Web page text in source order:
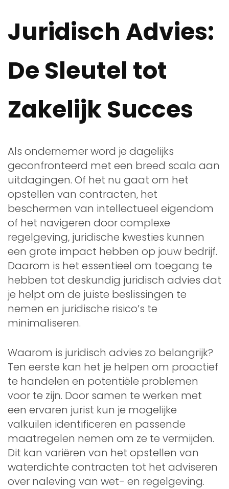
Juridisch Advies:
De Sleutel tot
Zakelijk Succes
Als ondernemer word je dagelijks
geconfronteerd met een breed scala aan
uitdagingen. Of het nu gaat om het
opstellen van contracten, het
beschermen van intellectueel eigendom
of het navigeren door complexe
regelgeving, juridische kwesties kunnen
een grote impact hebben op jouw bedrijf.
Daarom is het essentieel om toegang te
hebben tot deskundig juridisch advies dat
je helpt om de juiste beslissingen te
nemen en juridische risico’s te
minimaliseren.
Waarom is juridisch advies zo belangrijk?
Ten eerste kan het je helpen om proactief
te handelen en potentiële problemen
voor te zijn. Door samen te werken met
een ervaren jurist kun je mogelijke
valkuilen identificeren en passende
maatregelen nemen om ze te vermijden.
Dit kan variëren van het opstellen van
waterdichte contracten tot het adviseren
over naleving van wet- en regelgeving.